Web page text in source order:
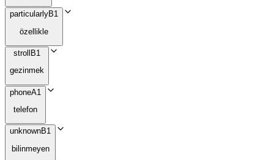
particularlyB1
özellikle
stroll B1
gezinmek
phoneA1
telefon
unknownB1
bilinmeyen